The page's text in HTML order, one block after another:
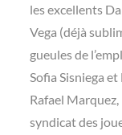
les excellents
Vega (déjà
gueules de
Sofia Sisniega
Rafael
syndicat des